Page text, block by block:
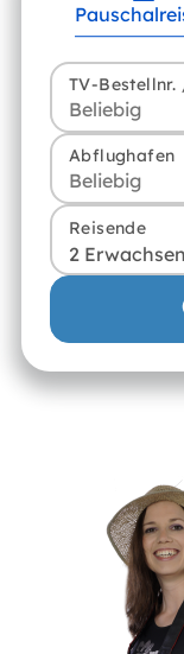
TV-
Abflughafen
Reisende
2